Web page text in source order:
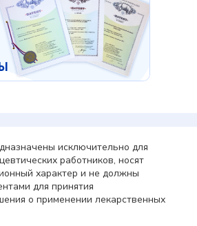
исключительно для
работников, носят
характер и не должны
для принятия
о применении лекарственных